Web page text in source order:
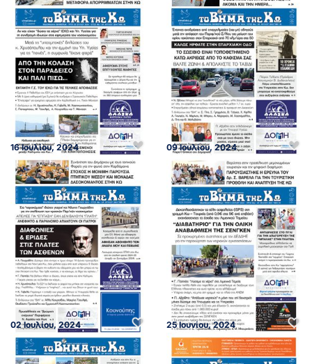
16 Ιουλίου, 2024 09 Ιουλίου, 2024
02 Ιουλίου, 2024 25 Ιουνίου, 2024